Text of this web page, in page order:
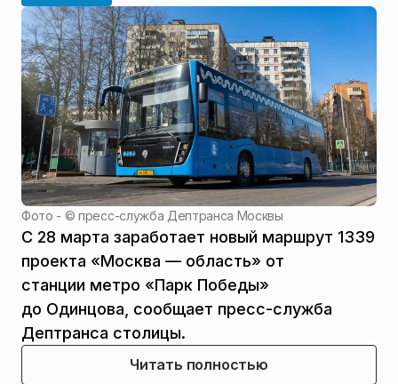
Фото - ©пресс-служба Дептранса Москвы
С 28 марта заработает новый маршрут 1339
проекта «Москва — область» от
станции метро «Парк Победы»
до Одинцова, сообщает пресс-служба
Дептранса столицы.
Читать полностью